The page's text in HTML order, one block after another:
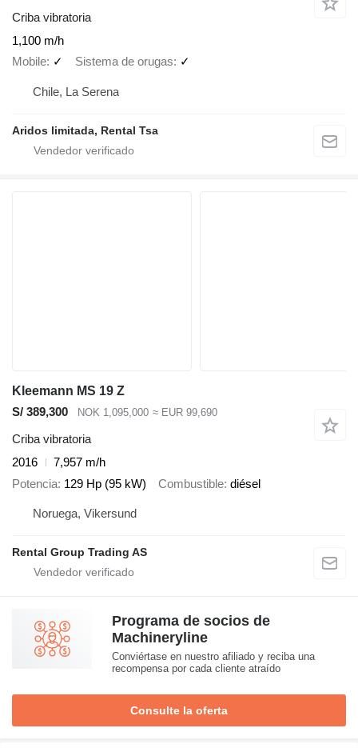
Criba vibratoria
1,100 m/h
Mobile ✓ Sistema de orugas ✓
Chile, La Serena
Aridos limitada, Rental Tsa
Kleemann MS 19 Z
S/ 389,300
NOK 1,095,000 ≈ EUR 99,690
Criba vibratoria
2016
7,957 m/h
Potencia 129 Hp (95 kW) Combustible diésel
Noruega, Vikersund
Rental Group Trading AS
Programa de socios de
Machineryline
Conviértase en nuestro afiliado y reciba una
recompensa por cada cliente atraído
Consulte la oferta